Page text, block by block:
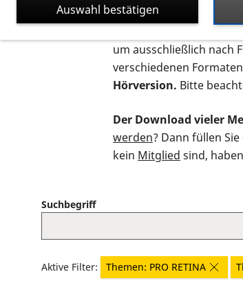
Auf dieser Seite finden
um ausschließlich nach
verschiedenen
Hörversion. Bitte
Der Download vieler
werden? Dann füllen Sie
kein Mitglied sind,
Suchbegriff
Aktive Filter: Themen: PRO RETINA
Auswahl bestätigen